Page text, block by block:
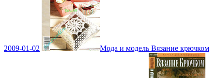
2009-01-02 Мода и модель Вязание крючком